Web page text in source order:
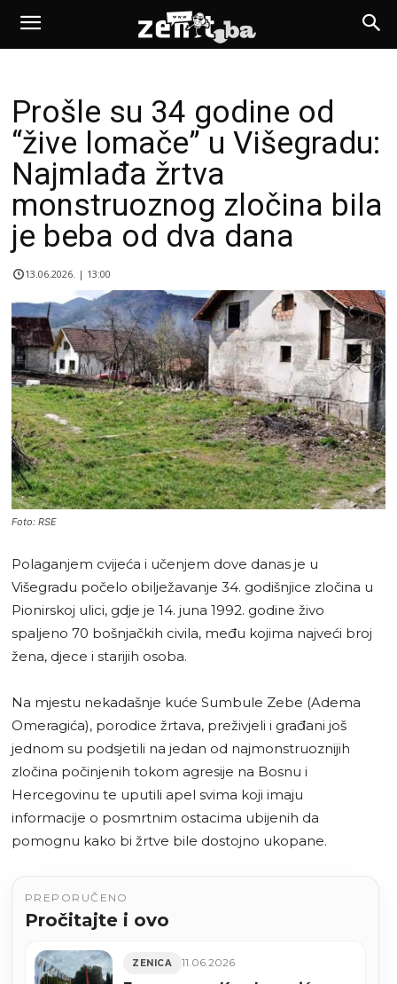
Prošle su 34 godine od
“žive lomače” u Višegradu:
Najmlađa žrtva
monstruoznog zločina bila
je beba od dva dana
13.06.2026. | 13:00
Foto: RSE
Polaganjem cvijeća i učenjem dove danas je u
Višegradu počelo obilježavanje 34. godišnjice zločina u
Pionirskoj ulici, gdje je 14. juna 1992. godine živo
spaljeno 70 bošnjačkih civila, među kojima najveći broj
žena, djece i starijih osoba.
Na mjestu nekadašnje kuće Sumbule Zebe (Adema
Omeragića), porodice žrtava, preživjeli i građani još
jednom su podsjetili na jedan od najmonstruoznijih
zločina počinjenih tokom agresije na Bosnu i
Hercegovinu te uputili apel svima koji imaju
informacije o posmrtnim ostacima ubijenih da
pomognu kako bi žrtve bile dostojno ukopane.
PREPORUČENO
Pročitajte i ovo
ZENICA 11.06.2026